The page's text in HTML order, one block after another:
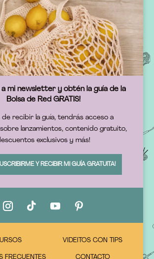
mi newsletter y obtén la guía de la
Bolsa de Red GRATIS!
de recibir la guía, tendrás acceso a
lanzamientos, contenido gratuito,
exclusivos y más!
Y RECIBIR MI GUÍA GRATUITA!
VIDEITOS CON TIPS
FRECUENTES CONTACTO